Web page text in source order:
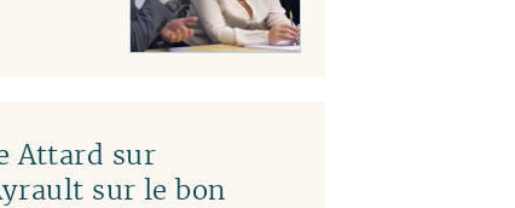
Attard sur
sur le bon